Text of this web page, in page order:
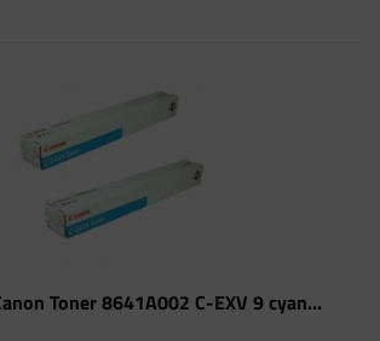
Toner 8641A002 C-EXV 9 cyan...